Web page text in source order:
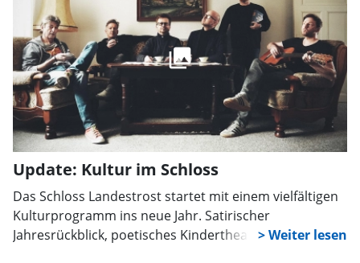
Update: Kultur im Schloss
Das Schloss Landestrost startet mit einem vielfältigen
Kulturprogramm ins neue Jahr. Satirischer
Jahresrückblick, poetisches Kindertheater und ein